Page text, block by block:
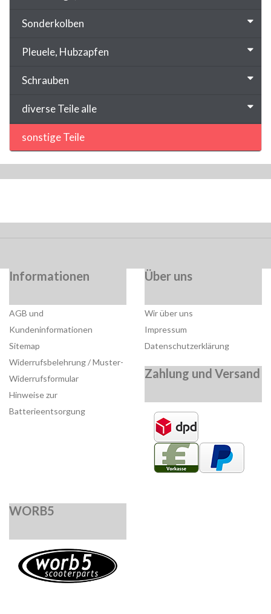
Sonderkolben
Pleuele, Hubzapfen
Schrauben
diverse Teile alle
sonstige Teile
Informationen
AGB und
Kundeninformationen
Sitemap
Widerrufsbelehrung / Muster-
Widerrufsformular
Hinweise zur
Batterieentsorgung
Über uns
Wir über uns
Impressum
Datenschutzerklärung
Zahlung und Versand
WORB5